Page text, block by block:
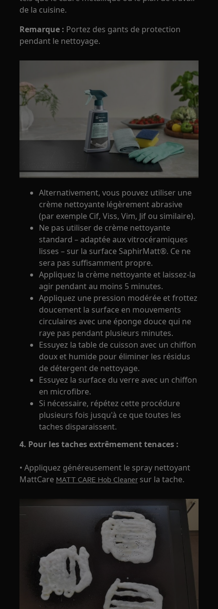
de la cuisine.
Remarque : Portez des gants de protection
pendant le nettoyage.
Alternativement, vous pouvez utiliser une
crème nettoyante légèrement abrasive
(par exemple Cif, Viss, Vim, Jif ou similaire).
Ne pas utiliser de crème nettoyante
standard – adaptée aux vitrocéramiques
lisses – sur la surface SaphirMatt®. Ce ne
sera pas suffisamment propre.
Appliquez la crème nettoyante et laissez-la
agir pendant au moins 5 minutes.
Appliquez une pression modérée et frottez
doucement la surface en mouvements
circulaires avec une éponge douce qui ne
raye pas pendant plusieurs minutes.
Essuyez la table de cuisson avec un chiffon
doux et humide pour éliminer les résidus
de détergent de nettoyage.
Essuyez la surface du verre avec un chiffon
en microfibre.
Si nécessaire, répétez cette procédure
plusieurs fois jusqu'à ce que toutes les
taches disparaissent.
4. Pour les taches extrêmement tenaces :
• Appliquez généreusement le spray nettoyant
MattCare MATT CARE Hob Cleaner sur la tache.